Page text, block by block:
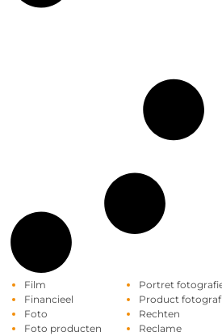
Film
Financieel
Foto
Foto producten
Portret
Product
Rechten
Reclame